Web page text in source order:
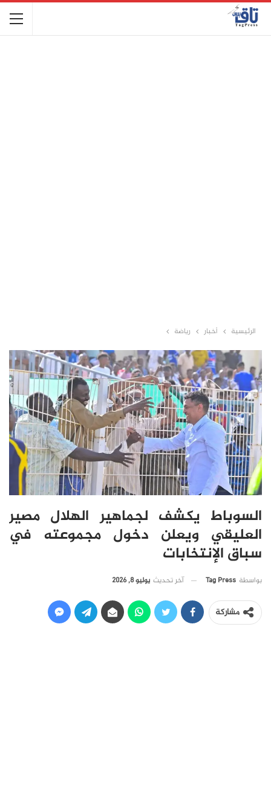
الرئيسية أخبار رياضة
السوباط يكشف لجماهير الهلال مصير
العليقي ويعلن دخول مجموعته في
سباق الإنتخابات
بواسطة Tag Press آخر تحديث يوليو 8, 2026
مشاركة